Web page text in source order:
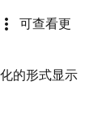
more_vert
可查看更
的形式显示